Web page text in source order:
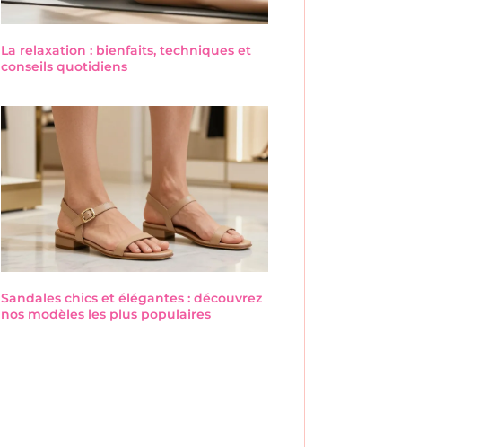
La relaxation : bienfaits, techniques et
conseils quotidiens
Sandales chics et élégantes : découvrez
nos modèles les plus populaires